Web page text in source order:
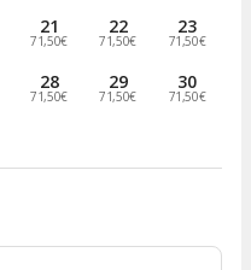
21
71,50€
22
71,50€
23
71,50€
28
71,50€
29
71,50€
30
71,50€